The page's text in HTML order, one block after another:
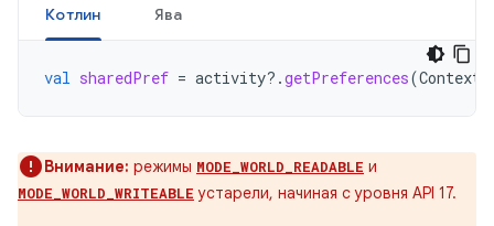
Котлин Ява
val sharedPref = activity?.getPreferences(Context
Внимание: режимы MODE_WORLD_READABLE и
MODE_WORLD_WRITEABLE устарели, начиная с уровня API 17.